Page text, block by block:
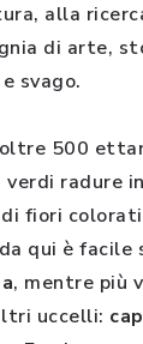
alla
di arte,
svago.
500
verdi radure
di fiori
qui è facile
, mentre più
uccelli: